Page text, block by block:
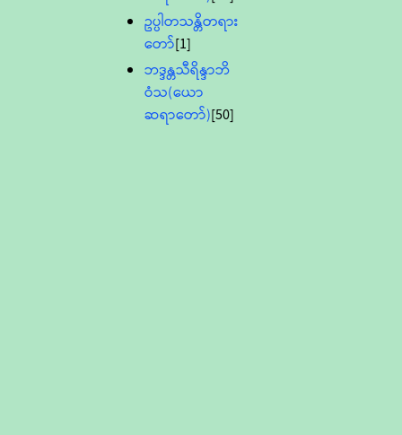
ဥပ္ပါတသန္တိတရား
တော်[1]
ဘဒ္ဒန္တသီရိန္ဒာဘိ
ဝံသ(ယော
ဆရာတော်)[50]